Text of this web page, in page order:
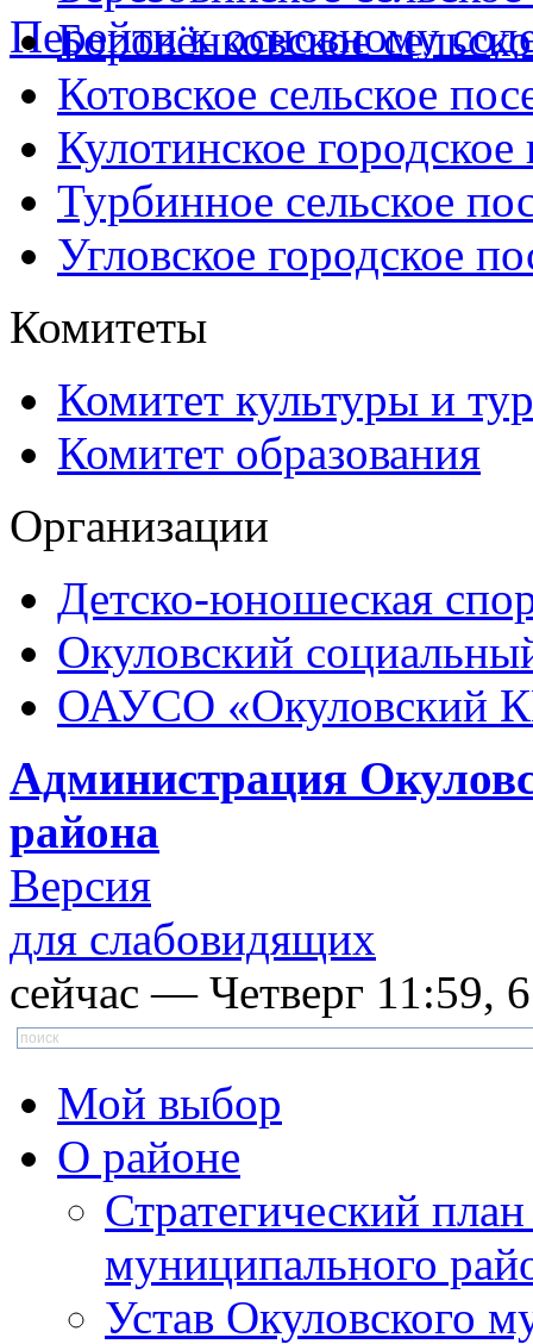
Перейти к основному
Боровёнковское
Котовское сельское
Кулотинское городское
Турбинное сельское
Угловское городское
Комитеты
Комитет культуры и
Комитет образования
Организации
Детско-юношеская
Окуловский
ОАУСО «Окуловский
Администрация
района
Версия
для слабовидящих
сейчас — Четверг 11:59, 6
Мой выбор
О районе
Стратегический
муниципального
Устав Окуловского